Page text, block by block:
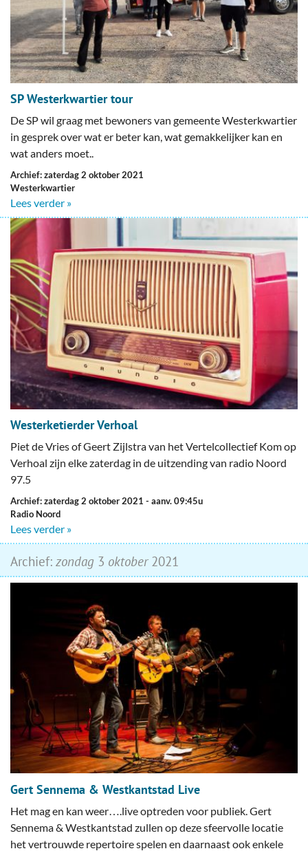
SP Westerkwartier tour
De SP wil graag met bewoners van gemeente Westerkwartier
in gesprek over wat er beter kan, wat gemakkelijker kan en
wat anders moet..
Archief: zaterdag 2 oktober 2021
Westerkwartier
Lees verder »
Westerketierder Verhoal
Piet de Vries of Geert Zijlstra van het Vertelcollectief Kom op
Verhoal zijn elke zaterdag in de uitzending van radio Noord
97.5
Archief: zaterdag 2 oktober 2021 - aanv. 09:45u
Radio Noord
Lees verder »
Archief: zondag 3 oktober2021
Gert Sennema & Westkantstad Live
Het mag en kan weer….live optreden voor publiek. Gert
Sennema & Westkantstad zullen op deze sfeervolle locatie
het vertrouwde repertoire spelen en daarnaast ook enkele